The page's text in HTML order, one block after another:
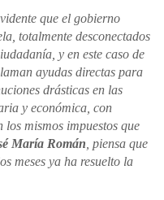
que el gobierno
totalmente desconectados
y en este caso de
ayudas directas para
drásticas en las
y económica, con
mismos impuestos que
María Román , piensa que
meses ya ha resuelto la